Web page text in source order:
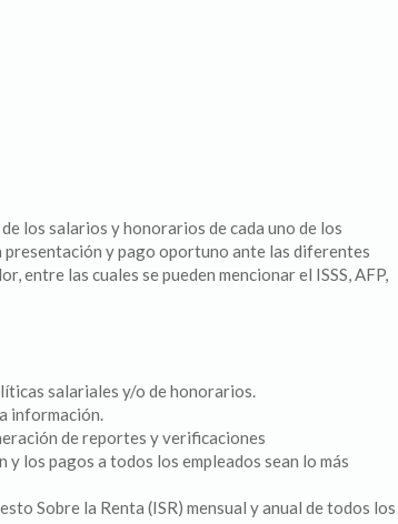
los salarios y honorarios de cada uno de los
presentación y pago oportuno ante las diferentes
entre las cuales se pueden mencionar el ISSS, AFP,
salariales y/o de honorarios.
información.
de reportes y verificaciones
los pagos a todos los empleados sean lo más
Sobre la Renta (ISR) mensual y anual de todos los